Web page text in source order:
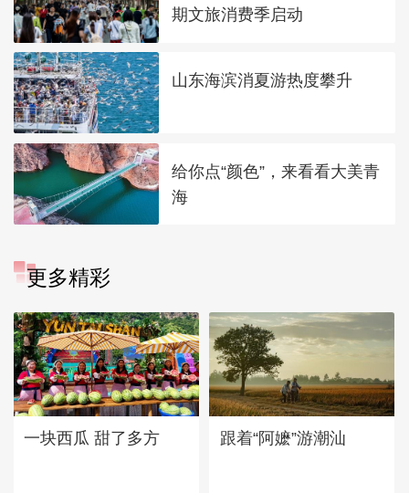
期文旅消费季启动
山东海滨消夏游热度攀升
给你点“颜色”，来看看大美青
海
更多精彩
一块西瓜 甜了多方 跟着“阿嬷”游潮汕